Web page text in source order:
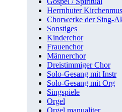
Herrnhuter
Chorwerke der Sing-
Sonstiges
Kinderchor
Frauenchor
Männerchor
Dreistimmiger Chor
Solo-Gesang mit Instr
Solo-Gesang mit Org
Singspiele
Orgel